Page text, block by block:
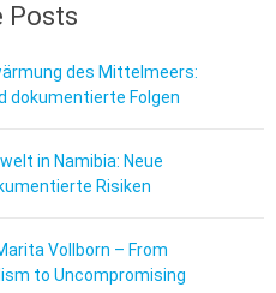
Posts
des Mittelmeers:
dokumentierte Folgen
in Namibia: Neue
Risiken
Vollborn – From
to Uncompromising